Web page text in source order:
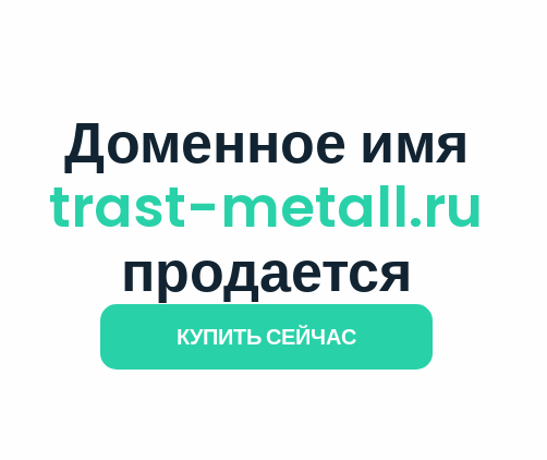
Доменное имя
trast-metall.ru
продается
КУПИТЬ СЕЙЧАС